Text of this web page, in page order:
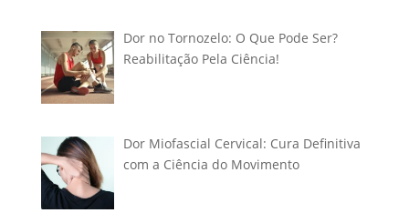
Dor no Tornozelo: O Que Pode Ser?
Reabilitação Pela Ciência!
Dor Miofascial Cervical: Cura Definitiva
com a Ciência do Movimento